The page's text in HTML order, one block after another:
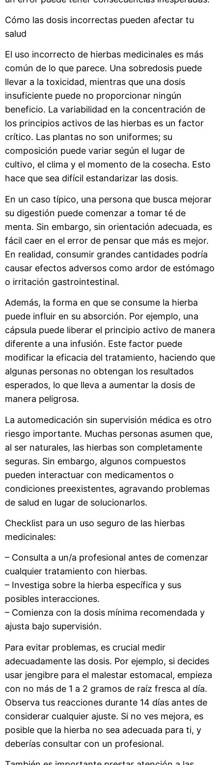
Cómo las dosis incorrectas pueden afectar tu
salud
El uso incorrecto de hierbas medicinales es más
común de lo que parece. Una sobredosis puede
llevar a la toxicidad, mientras que una dosis
insuficiente puede no proporcionar ningún
beneficio. La variabilidad en la concentración de
los principios activos de las hierbas es un factor
crítico. Las plantas no son uniformes; su
composición puede variar según el lugar de
cultivo, el clima y el momento de la cosecha. Esto
hace que sea difícil estandarizar las dosis.
En un caso típico, una persona que busca mejorar
su digestión puede comenzar a tomar té de
menta. Sin embargo, sin orientación adecuada, es
fácil caer en el error de pensar que más es mejor.
En realidad, consumir grandes cantidades podría
causar efectos adversos como ardor de estómago
o irritación gastrointestinal.
Además, la forma en que se consume la hierba
puede influir en su absorción. Por ejemplo, una
cápsula puede liberar el principio activo de manera
diferente a una infusión. Este factor puede
modificar la eficacia del tratamiento, haciendo que
algunas personas no obtengan los resultados
esperados, lo que lleva a aumentar la dosis de
manera peligrosa.
La automedicación sin supervisión médica es otro
riesgo importante. Muchas personas asumen que,
al ser naturales, las hierbas son completamente
seguras. Sin embargo, algunos compuestos
pueden interactuar con medicamentos o
condiciones preexistentes, agravando problemas
de salud en lugar de solucionarlos.
Checklist para un uso seguro de las hierbas
medicinales:
– Consulta a un/a profesional antes de comenzar
cualquier tratamiento con hierbas.
– Investiga sobre la hierba específica y sus
posibles interacciones.
– Comienza con la dosis mínima recomendada y
ajusta bajo supervisión.
Para evitar problemas, es crucial medir
adecuadamente las dosis. Por ejemplo, si decides
usar jengibre para el malestar estomacal, empieza
con no más de 1 a 2 gramos de raíz fresca al día.
Observa tus reacciones durante 14 días antes de
considerar cualquier ajuste. Si no ves mejora, es
posible que la hierba no sea adecuada para ti, y
deberías consultar con un profesional.